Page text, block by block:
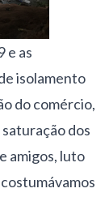
e as
isolamento
do comércio,
dos
amigos, luto